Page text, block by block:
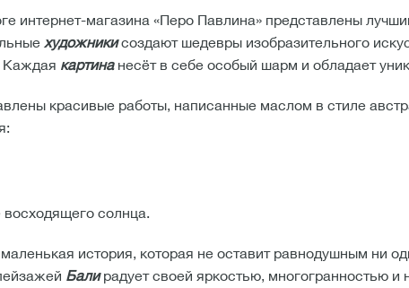
интернет-магазина «Перо Павлина» представлены
художникисоздают шедевры изобразительного
Каждая картинанесёт в себе особый шарм и обладает
красивые работы, написанные маслом в стиле
солнца.
история, которая не оставит равнодушным ни
Балирадует своей яркостью, многогранностью и